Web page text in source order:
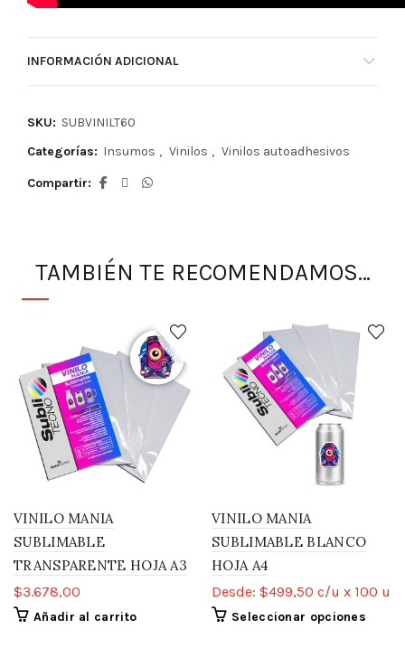
INFORMACIÓN ADICIONAL
SKU: SUBVINILT60
Categorías: Insumos , Vinilos , Vinilos autoadhesivos
Compartir
TAMBIÉN TE RECOMENDAMOS…
VINILO MANIA
SUBLIMABLE
TRANSPARENTE HOJA A3
$3.678,00
Añadir al carrito
VINILO MANIA
SUBLIMABLE BLANCO
HOJA A4
Desde: $499,50 c/u x 100 u
Seleccionar opciones